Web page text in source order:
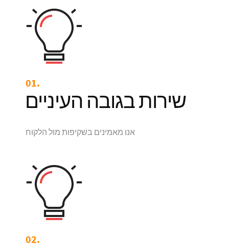
01.
שירות בגובה העיניים
אנו מאמינים בשקיפות מול הלקוח
02.